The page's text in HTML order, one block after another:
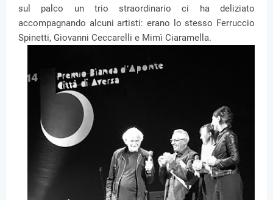
sul palco un trio straordinario ci ha deliziato
accompagnando alcuni artisti: erano lo stesso Ferruccio
Spinetti, Giovanni Ceccarelli e Mimì Ciaramella.